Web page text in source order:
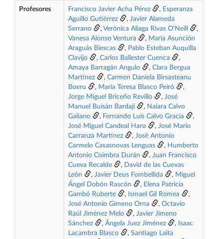
Profesores Francisco Javier Acha Pérez , Esperanza
Aguillo Gutiérrez
, Javier Alameda
Serrano
, Verónica Aliaga Rivas O'Neill
,
Vanesa Alonso Ventura
, María Asunción
Araguás Biescas
, Pablo Esteban Auquilla
Clavijo
, Carlos Ballester Cuenca
,
Amaya Barragán Angulo
, Clara Bergua
Martínez
, Carmen Daniela Birsasteanu
Boeru
, María Teresa Blasco Peiró
,
Jorge Miguel Briceño Revillo
, José
Manuel Buisán Bardají
, Naiara Calvo
Galiano
, Fernando Luis Calvo Gracia
,
José Miguel Candeal Haro
, José Mario
Carranza Martínez
, José Antonio
Carmelo Casasnovas Lenguas
, Humberto
Antonio Coimbra Durán
, Juan Francisco
Cueva Recalde
, David de las Cuevas
León
, Javier Deus Fombellida , Miguel
Ángel Dobón Rascón
, Elena Patricia
Gambó Ruberte
, Ismael Gil Romea
,
José Antonio Gimeno Orna
, Octavio
Raúl Jiménez Melo
, Javier Jimeno
Sánchez
, Ángela Juez Jiménez , Isaac
Lacambra Blasco
, Santiago Laita